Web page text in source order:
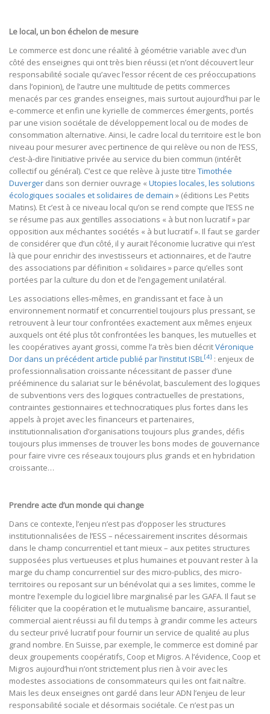
Le local, un bon échelon de mesure
Le commerce est donc une réalité à géométrie variable avec d’un
côté des enseignes qui ont très bien réussi (et n’ont découvert leur
responsabilité sociale qu’avec l’essor récent de ces préoccupations
dans l’opinion), de l’autre une multitude de petits commerces
menacés par ces grandes enseignes, mais surtout aujourd’hui par le
e-commerce et enfin une kyrielle de commerces émergents, portés
par une vision sociétale de développement local ou de modes de
consommation alternative. Ainsi, le cadre local du territoire est le bon
niveau pour mesurer avec pertinence de qui relève ou non de l’ESS,
c’est-à-dire l’initiative privée au service du bien commun (intérêt
collectif ou général). C’est ce que relève à juste titre Timothée
Duverger dans son dernier ouvrage « Utopies locales, les solutions
écologiques sociales et solidaires de demain » (éditions Les Petits
Matins). Et c’est à ce niveau local qu’on se rend compte que l’ESS ne
se résume pas aux gentilles associations « à but non lucratif » par
opposition aux méchantes sociétés « à but lucratif ». Il faut se garder
de considérer que d’un côté, il y aurait l’économie lucrative qui n’est
là que pour enrichir des investisseurs et actionnaires, et de l’autre
des associations par définition « solidaires » parce qu’elles sont
portées par la culture du don et de l’engagement unilatéral.
Les associations elles-mêmes, en grandissant et face à un
environnement normatif et concurrentiel toujours plus pressant, se
retrouvent à leur tour confrontées exactement aux mêmes enjeux
auxquels ont été plus tôt confrontées les banques, les mutuelles et
les coopératives ayant grossi, comme l’a très bien décritVéronique
Dor dans un précédent article publié par l’institut ISBL[4] : enjeux de
professionnalisation croissante nécessitant de passer d’une
prééminence du salariat sur le bénévolat, basculement des logiques
de subventions vers des logiques contractuelles de prestations,
contraintes gestionnaires et technocratiques plus fortes dans les
appels à projet avec les financeurs et partenaires,
institutionnalisation d’organisations toujours plus grandes, défis
toujours plus immenses de trouver les bons modes de gouvernance
pour faire vivre ces réseaux toujours plus grands et en hybridation
croissante…
Prendre acte d’un monde qui change
Dans ce contexte, l’enjeu n’est pas d’opposer les structures
institutionnalisées de l’ESS – nécessairement inscrites désormais
dans le champ concurrentiel et tant mieux – aux petites structures
supposées plus vertueuses et plus humaines et pouvant rester à la
marge du champ concurrentiel sur des micro-publics, des micro-
territoires ou reposant sur un bénévolat qui a ses limites, comme le
montre l’exemple du logiciel libre marginalisé par les GAFA. Il faut se
féliciter que la coopération et le mutualisme bancaire, assurantiel,
commercial aient réussi au fil du temps à grandir comme les acteurs
du secteur privé lucratif pour fournir un service de qualité au plus
grand nombre. En Suisse, par exemple, le commerce est dominé par
deux groupements coopératifs, Coop et Migros. A l’évidence, Coop et
Migros aujourd’hui n’ont strictement plus rien à voir avec les
modestes associations de consommateurs qui les ont fait naître.
Mais les deux enseignes ont gardé dans leur ADN l’enjeu de leur
responsabilité sociale et désormais sociétale. Ce n’est pas un